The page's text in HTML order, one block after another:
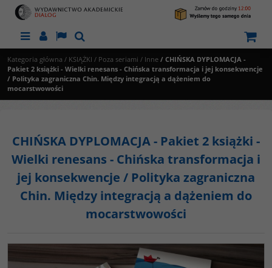
MenuPanelLangSzukaj
Kategoria główna / KSIĄŻKI / Poza seriami / Inne / CHIŃSKA DYPLOMACJA -
Pakiet 2 książki - Wielki renesans - Chińska transformacja i jej konsekwencje
/ Polityka zagraniczna Chin. Między integracją a dążeniem do
mocarstwowości
CHIŃSKA DYPLOMACJA - Pakiet 2 książki -
Wielki renesans - Chińska transformacja i
jej konsekwencje / Polityka zagraniczna
Chin. Między integracją a dążeniem do
mocarstwowości